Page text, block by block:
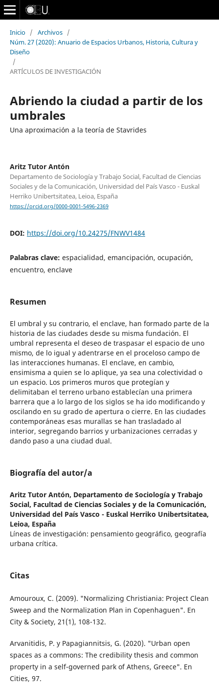
Inicio / Archivos /
Núm. 27 (2020): Anuario de Espacios Urbanos, Historia, Cultura y
Diseño
/
ARTÍCULOS DE INVESTIGACIÓN
Abriendo la ciudad a partir de los
umbrales
Una aproximación a la teoría de Stavrides
Aritz Tutor Antón
Departamento de Sociología y Trabajo Social, Facultad de Ciencias
Sociales y de la Comunicación, Universidad del País Vasco - Euskal
Herriko Unibertsitatea, Leioa, España
https://orcid.org/0000-0001-5496-2369
DOI: https://doi.org/10.24275/FNWV1484
Palabras clave: espacialidad, emancipación, ocupación,
encuentro, enclave
Resumen
El umbral y su contrario, el enclave, han formado parte de la
historia de las ciudades desde su misma fundación. El
umbral representa el deseo de traspasar el espacio de uno
mismo, de lo igual y adentrarse en el proceloso campo de
las interacciones humanas. El enclave, en cambio,
ensimisma a quien se lo aplique, ya sea una colectividad o
un espacio. Los primeros muros que protegían y
delimitaban el terreno urbano establecían una primera
barrera que a lo largo de los siglos se ha ido modificando y
oscilando en su grado de apertura o cierre. En las ciudades
contemporáneas esas murallas se han trasladado al
interior, segregando barrios y urbanizaciones cerradas y
dando paso a una ciudad dual.
Biografía del autor/a
Aritz Tutor Antón, Departamento de Sociología y Trabajo
Social, Facultad de Ciencias Sociales y de la Comunicación,
Universidad del País Vasco - Euskal Herriko Unibertsitatea,
Leioa, España
Líneas de investigación: pensamiento geográfico, geografía
urbana crítica.
Citas
Amouroux, C. (2009). "Normalizing Christiania: Project Clean
Sweep and the Normalization Plan in Copenhaguen". En
City & Society, 21(1), 108-132.
Arvanitidis, P. y Papagiannitsis, G. (2020). "Ur­ban open
spaces as a commons: The credi­bility thesis and common
property in a self-governed park of Athens, Greece". En
Cities, 97.